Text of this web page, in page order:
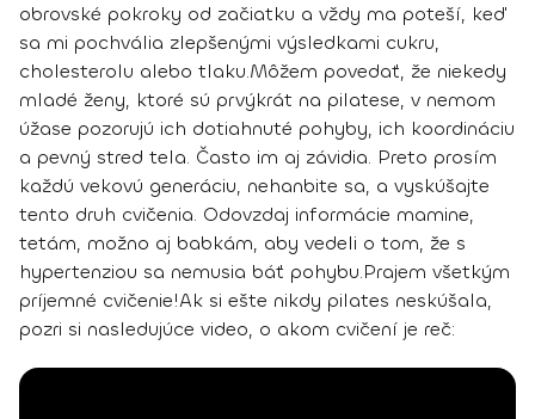
obrovské pokroky od začiatku a vždy ma poteší, keď
sa mi pochvália zlepšenými výsledkami cukru,
cholesterolu alebo tlaku.Môžem povedať, že niekedy
mladé ženy, ktoré sú prvýkrát na pilatese, v nemom
úžase pozorujú ich dotiahnuté pohyby, ich koordináciu
a pevný stred tela. Často im aj závidia. Preto prosím
každú vekovú generáciu, nehanbite sa, a vyskúšajte
tento druh cvičenia. Odovzdaj informácie mamine,
tetám, možno aj babkám, aby vedeli o tom, že s
hypertenziou sa nemusia báť pohybu.Prajem všetkým
príjemné cvičenie!Ak si ešte nikdy pilates neskúšala,
pozri si nasledujúce video, o akom cvičení je reč: